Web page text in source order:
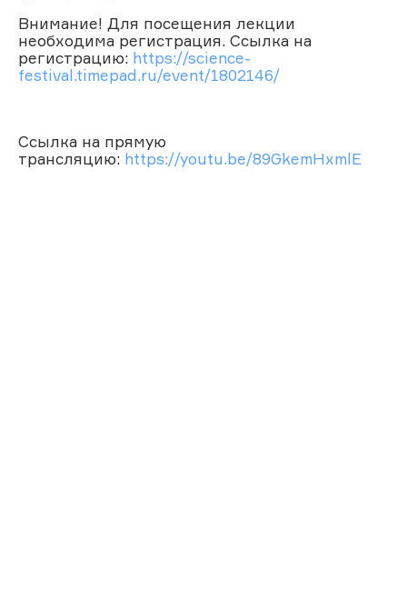
Внимание! Для посещения лекции
необходима регистрация. Ссылка на
регистрацию: https://science-
festival.timepad.ru/event/1802146/
Ссылка на прямую
трансляцию: https://youtu.be/89GkemHxmlE